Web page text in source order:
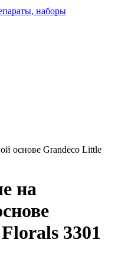
наборы
основе Grandeco Little
на
3301